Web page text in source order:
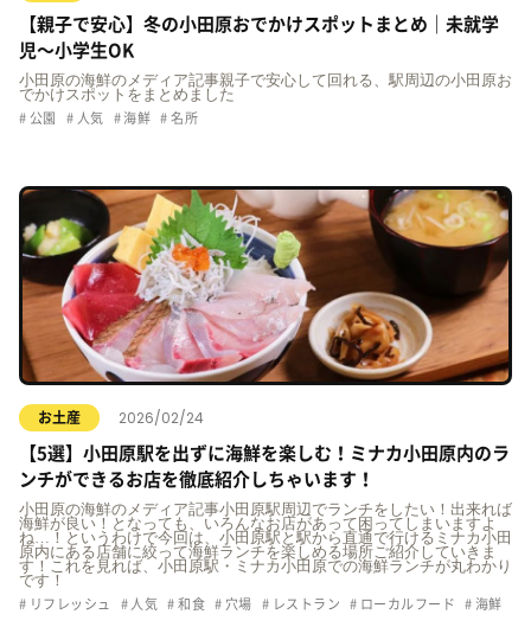
【親子で安心】冬の小田原おでかけスポットまとめ｜未就学
児〜小学生OK
小田原の海鮮のメディア記事親子で安心して回れる、駅周辺の小田原お
でかけスポットをまとめました
公園 人気 海鮮 名所
お土産 2026/02/24
【5選】小田原駅を出ずに海鮮を楽しむ！ミナカ小田原内のラ
ンチができるお店を徹底紹介しちゃいます！
小田原の海鮮のメディア記事小田原駅周辺でランチをしたい！出来れば
海鮮が良い！となっても、いろんなお店があって困ってしまいますよ
ね…！というわけで今回は、小田原駅と駅から直通で行けるミナカ小田
原内にある店舗に絞って海鮮ランチを楽しめる場所ご紹介していきま
す！これを見れば、小田原駅・ミナカ小田原での海鮮ランチが丸わかり
です！
リフレッシュ 人気 和食 穴場 レストラン ローカルフード 海鮮